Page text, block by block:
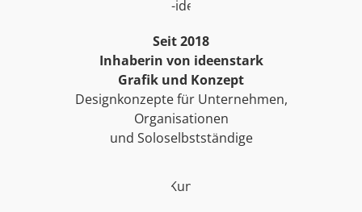
Seit 2018
Inhaberin von ideenstark
Grafik und Konzept
Designkonzepte für Unternehmen,
Organisationen
und Soloselbstständige